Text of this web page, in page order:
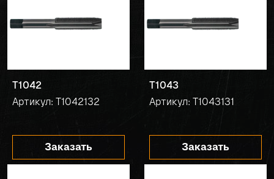
T1042
Артикул: T1042132
Заказать
T1043
Артикул: T1043131
Заказать